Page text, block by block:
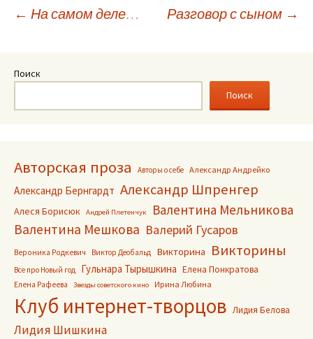
Навигация
по
записям
← На самом деле… Разговор с сыном →
Поиск
Поиск
Авторская проза Авторы о себе Александр Андрейко
Александр Бернгардт Александр Шпренгер
Алеся Борисюк Андрей Плетенчук
Валентина Мельникова
Валентина Мешкова Валерий Гусаров
Вероника Родкевич Виктор Деобальд Викторина Викторины
Все про Новый год Гульнара Тырышкина Елена Понкратова
Елена Рафеева Звезды советского кино Ирина Любина
Клуб интернет-творцов Лидия Белова
Лидия Шишкина